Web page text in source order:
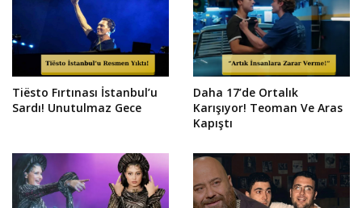
Tiësto Fırtınası İstanbul’u
Sardı! Unutulmaz Gece
Daha 17’de Ortalık
Karışıyor! Teoman Ve Aras
Kapıştı